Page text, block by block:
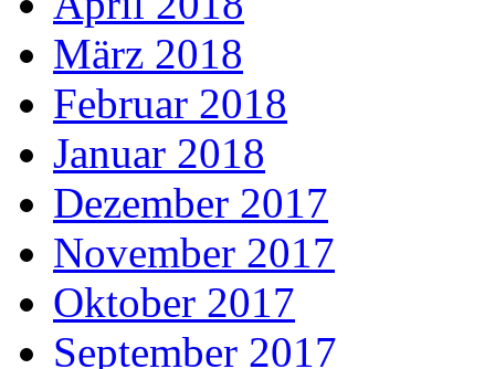
März 2018
Februar 2018
Januar 2018
Dezember 2017
November 2017
Oktober 2017
September 2017